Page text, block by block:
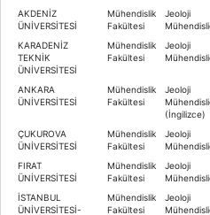
AKDENİZ
ÜNİVERSİTESİ
Mühendislik
Fakültesi
Jeoloji
KARADENİZ
TEKNİK
ÜNİVERSİTESİ
Mühendislik
Fakültesi
Jeoloji
ANKARA
ÜNİVERSİTESİ
Mühendislik
Fakültesi
Jeoloji
(İngilizce)
ÇUKUROVA
ÜNİVERSİTESİ
Mühendislik
Fakültesi
Jeoloji
FIRAT
ÜNİVERSİTESİ
Mühendislik
Fakültesi
Jeoloji
İSTANBUL
ÜNİVERSİTESİ-
Mühendislik
Fakültesi
Jeoloji